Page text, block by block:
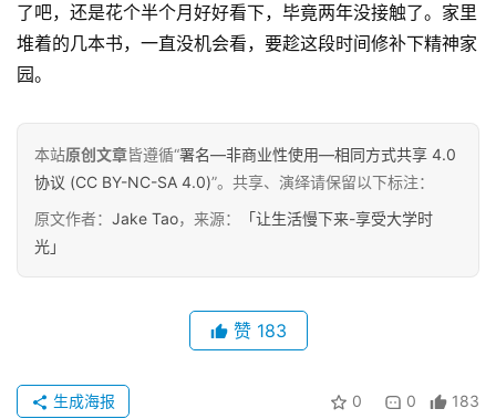
原
创
专
态
了吧，还是花个半个月好好看下，毕竟两年没接触了。家里
堆着的几本书，一直没机会看，要趁这段时间修补下精神家
园。
本站原创文章皆遵循“署名—非商业性使用—相同方式共享 4.0
协议 (CC BY-NC-SA 4.0)”。共享、演绎请保留以下标注：
原文作者： Jake Tao，来源：
「让生活慢下来-享受大学时
光」
赞 183
0 0 183
生成海报